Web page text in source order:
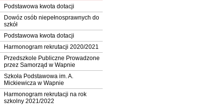
Podstawowa kwota dotacji
Dowóz osób niepełnosprawnych do
szkół
Podstawowa kwota dotacji
Harmonogram rekrutacji 2020/2021
Przedszkole Publiczne Prowadzone
przez Samorząd w Wapnie
Szkoła Podstawowa im. A.
Mickiewicza w Wapnie
Harmonogram rekrutacji na rok
szkolny 2021/2022